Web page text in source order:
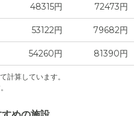
48315円 72473円
53122円 79682円
54260円 81390円
計算しています。